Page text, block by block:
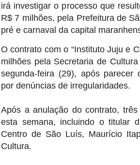
irá investigar o processo que
R$ 7 milhões, pela Prefeitura de
pré e carnaval da capital
O contrato com o “Instituto Juju e
milhões pela Secretaria de
segunda-feira (29), após parecer
por denúncias de irregularidades.
Após a anulação do contrato,
esta semana, incluindo o titular
Centro de São Luís, Maurício
Cultura.